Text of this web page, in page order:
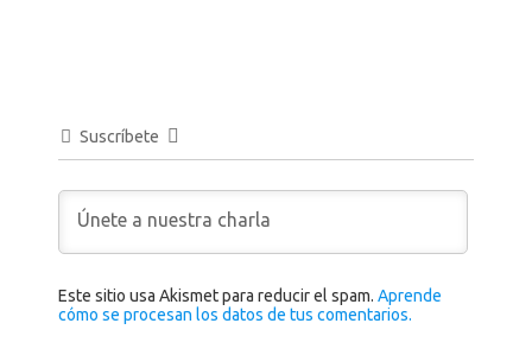
Suscríbete
Este sitio usa Akismet para reducir el spam.Aprende
cómo se procesan los datos de tus comentarios.